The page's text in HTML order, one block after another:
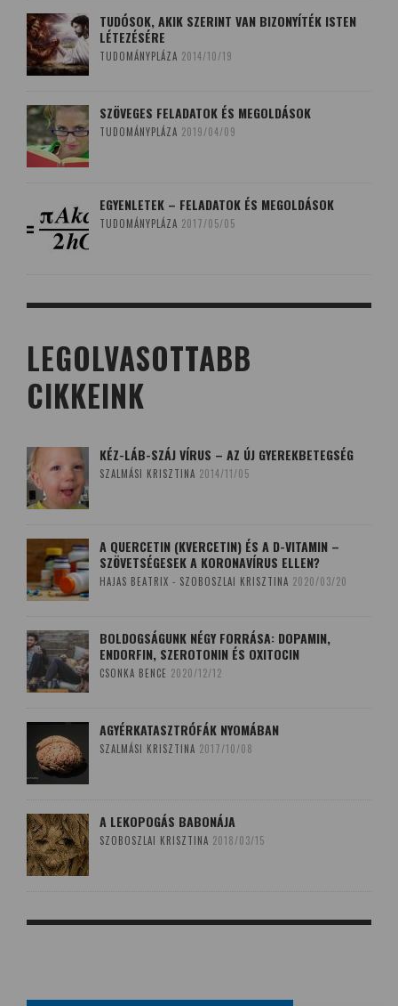
TUDÓSOK, AKIK SZERINT VAN BIZONYÍTÉK ISTEN
LÉTEZÉSÉRE
TUDOMÁNYPLÁZA 2014/10/19
SZÖVEGES FELADATOK ÉS MEGOLDÁSOK
TUDOMÁNYPLÁZA 2019/04/09
EGYENLETEK – FELADATOK ÉS MEGOLDÁSOK
TUDOMÁNYPLÁZA 2017/05/05
LEGOLVASOTTABB
CIKKEINK
KÉZ-LÁB-SZÁJ VÍRUS – AZ ÚJ GYEREKBETEGSÉG
SZALMÁSI KRISZTINA 2014/11/05
A QUERCETIN (KVERCETIN) ÉS A D-VITAMIN –
SZÖVETSÉGESEK A KORONAVÍRUS ELLEN?
HAJAS BEATRIX - SZOBOSZLAI KRISZTINA 2020/03/20
BOLDOGSÁGUNK NÉGY FORRÁSA: DOPAMIN,
ENDORFIN, SZEROTONIN ÉS OXITOCIN
CSONKA BENCE 2020/12/12
AGYÉRKATASZTRÓFÁK NYOMÁBAN
SZALMÁSI KRISZTINA 2017/10/08
A LEKOPOGÁS BABONÁJA
SZOBOSZLAI KRISZTINA 2018/03/15